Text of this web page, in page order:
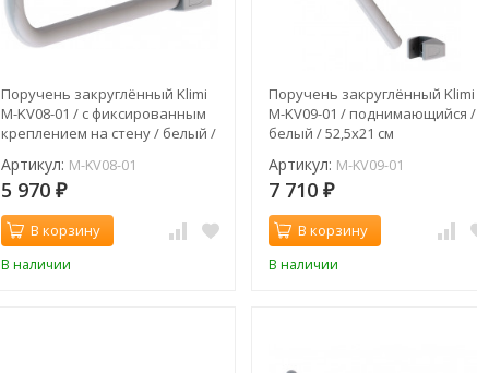
Поручень закруглённый Klimi
M-KV08-01 / с фиксированным
креплением на стену / белый /
Артикул: M-KV08-01
5 970 ₽
В корзину
В наличии
Поручень закруглённый Klimi
M-KV09-01 / поднимающийся /
белый / 52,5x21 см
Артикул: M-KV09-01
7 710₽
В корзину
В наличии